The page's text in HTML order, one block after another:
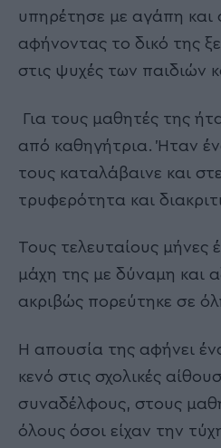
υπηρέτησε με αγάπη και
αφήνοντας το δικό της
στις ψυχές των παιδιών
Για τους μαθητές της
από καθηγήτρια. Ήταν
τους καταλάβαινε και
τρυφερότητα και
Τους τελευταίους μήνες
μάχη της με δύναμη και
ακριβώς πορεύτηκε σε
Η απουσία της αφήνει
κενό στις σχολικές
συναδέλφους, στους
όλους όσοι είχαν την